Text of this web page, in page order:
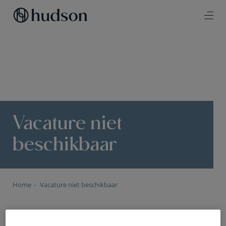
Vacature niet
beschikbaar
Home Vacature niet beschikbaar